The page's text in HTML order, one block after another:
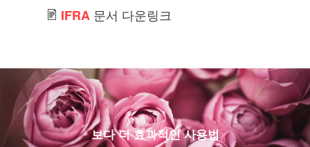
IFRA 문서 다운링크
보다 더 효과적인 사용법